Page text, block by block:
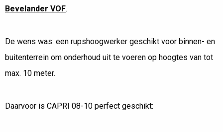
CAPRI 08-10 VOOR TUINDERIJ BEVELANDER
Bevelander VOF.
De wens was: een rupshoogwerker geschikt voor binnen- en
buitenterrein om onderhoud uit te voeren op hoogtes van tot
max. 10 meter.
Daarvoor is CAPRI 08-10 perfect geschikt: